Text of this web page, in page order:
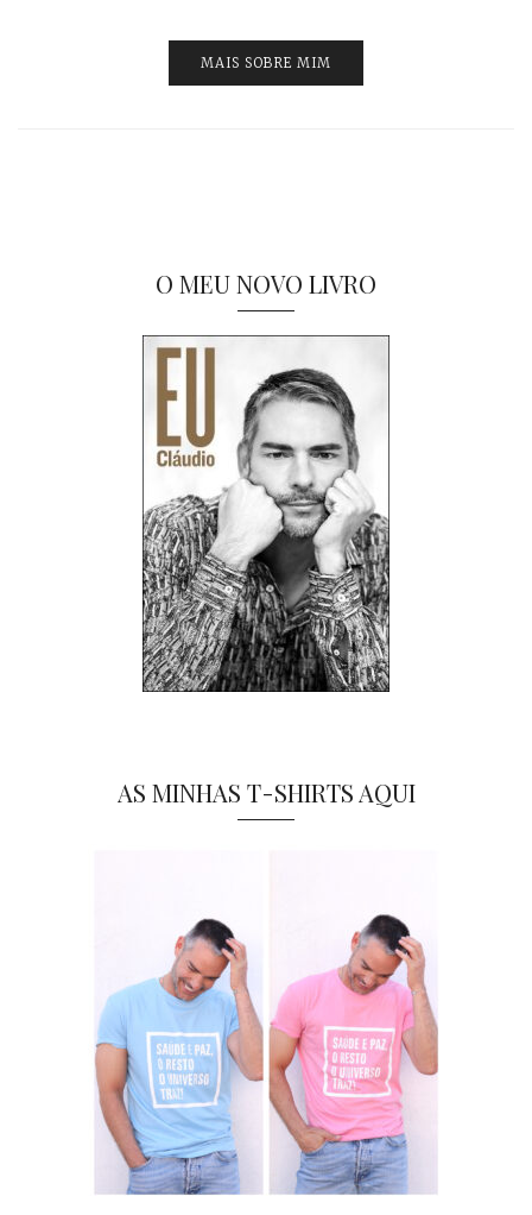
MAIS SOBRE MIM
O MEU NOVO LIVRO
AS MINHAS T-SHIRTS AQUI